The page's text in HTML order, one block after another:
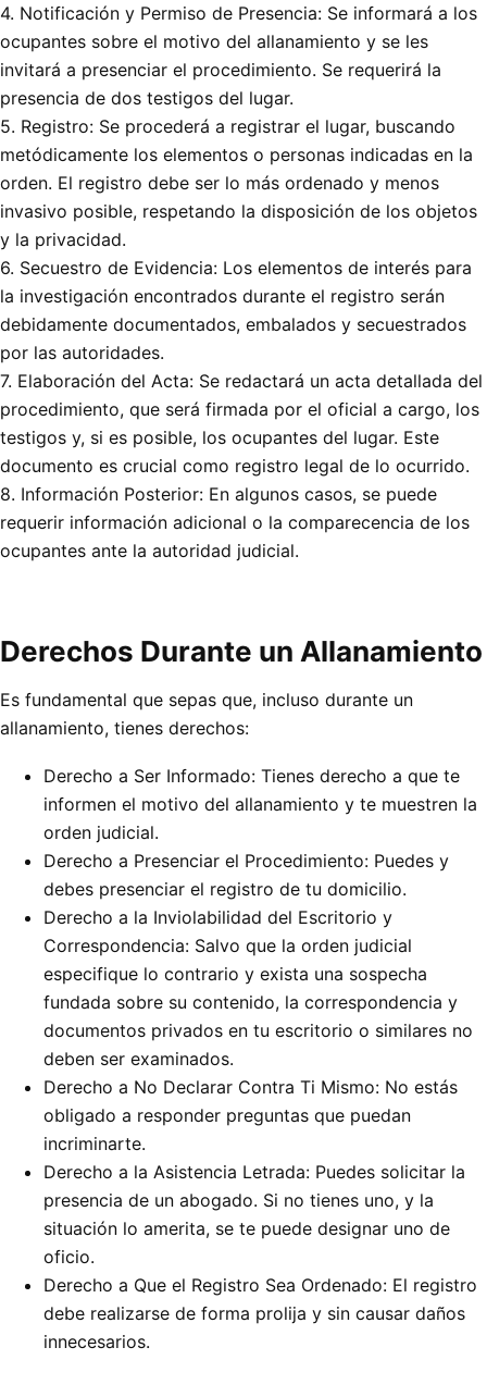
4. Notificación y Permiso de Presencia: Se informará a los
ocupantes sobre el motivo del allanamiento y se les
invitará a presenciar el procedimiento. Se requerirá la
presencia de dos testigos del lugar.
5. Registro: Se procederá a registrar el lugar, buscando
metódicamente los elementos o personas indicadas en la
orden. El registro debe ser lo más ordenado y menos
invasivo posible, respetando la disposición de los objetos
y la privacidad.
6. Secuestro de Evidencia: Los elementos de interés para
la investigación encontrados durante el registro serán
debidamente documentados, embalados y secuestrados
por las autoridades.
7. Elaboración del Acta: Se redactará un acta detallada del
procedimiento, que será firmada por el oficial a cargo, los
testigos y, si es posible, los ocupantes del lugar. Este
documento es crucial como registro legal de lo ocurrido.
8. Información Posterior: En algunos casos, se puede
requerir información adicional o la comparecencia de los
ocupantes ante la autoridad judicial.
Derechos Durante un Allanamiento
Es fundamental que sepas que, incluso durante un
allanamiento, tienes derechos:
Derecho a Ser Informado: Tienes derecho a que te
informen el motivo del allanamiento y te muestren la
orden judicial.
Derecho a Presenciar el Procedimiento: Puedes y
debes presenciar el registro de tu domicilio.
Derecho a la Inviolabilidad del Escritorio y
Correspondencia: Salvo que la orden judicial
especifique lo contrario y exista una sospecha
fundada sobre su contenido, la correspondencia y
documentos privados en tu escritorio o similares no
deben ser examinados.
Derecho a No Declarar Contra Ti Mismo: No estás
obligado a responder preguntas que puedan
incriminarte.
Derecho a la Asistencia Letrada: Puedes solicitar la
presencia de un abogado. Si no tienes uno, y la
situación lo amerita, se te puede designar uno de
oficio.
Derecho a Que el Registro Sea Ordenado: El registro
debe realizarse de forma prolija y sin causar daños
innecesarios.